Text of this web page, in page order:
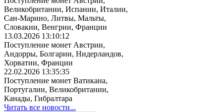
Великобритании, Испании, Италии,
Сан-Марино, Литвы, Мальты,
Словакии, Венгрии, Франции
13.03.2026 13:10:12
Поступление монет Австрии,
Андорры, Болгарии, Нидерландов,
Хорватии, Франции
22.02.2026 13:35:35
Поступление монет Ватикана,
Португалии, Великобритании,
Канады, Гибралтара
Читать все новости...